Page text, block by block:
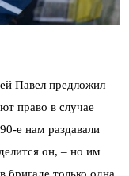
Павел предложил
право в случае
е нам раздавали
он, – но им